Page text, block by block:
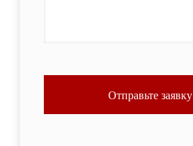
Отправьте заявку